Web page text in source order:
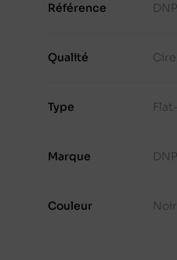
Référence
Qualité Cire
Type
Marque DNP
Couleur Noir